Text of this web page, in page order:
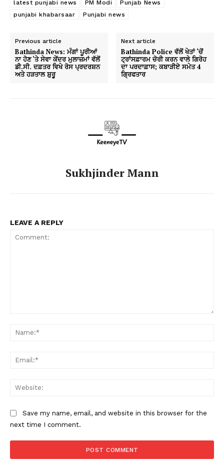
latest punjabi news PM Modi
Punjab News
punjabi khabarsaar
Punjabi news
Previous article
Bathinda News: ਮੰਗਾਂ ਪੂਰੀਆਂ
ਨਾ ਹੋਣ ‘ਤੇ ਸੇਵਾ ਕੇਂਦਰ ਮੁਲਾਜ਼ਮਾਂ ਵੱਲੋਂ
ਡੀ.ਸੀ. ਦਫ਼ਤਰ ਵਿਖੇ ਰੋਸ ਪ੍ਰਦਰਸ਼ਨ
ਅਤੇ ਹੜਤਾਲ ਸ਼ੁਰੂ
Next article
Bathinda Police ਵੱਲੋਂ ਖੇਤਾਂ ‘ਚੋਂ
ਟ੍ਰਾਂਸਫ਼ਾਰਮ ਚੋਰੀ ਕਰਨ ਵਾਲੇ ਗਿਰੋਹ
ਦਾ ਪਰਦਾਫ਼ਾਸ; ਕਬਾੜੀਏ ਸਮੇਤ 4
ਗ੍ਰਿਫਤਾਰ
Sukhjinder Mann
LEAVE A REPLY
Save my name, email, and website in this browser for the
next time I comment.